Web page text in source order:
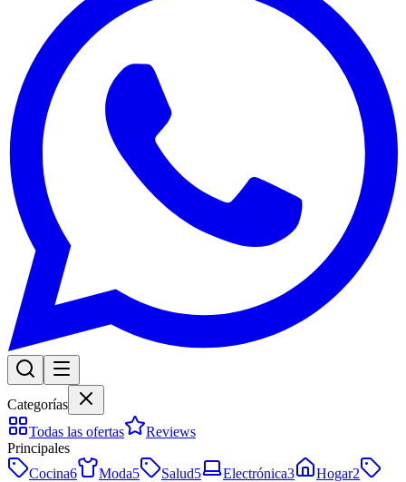
Categorías
Todas las ofertas
Reviews
Principales
Cocina6 Moda5 Salud5 Electrónica3 Hogar2